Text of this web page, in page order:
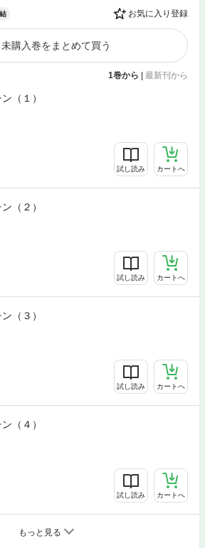
お気に入り登録
未購入巻をまとめて買う
1巻から | 最新刊から
（１）
試し読み カートへ
（２）
試し読み カートへ
（３）
試し読み カートへ
（４）
試し読み カートへ
もっと見る